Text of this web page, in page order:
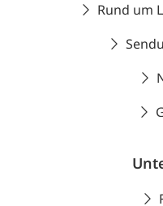
Rund um